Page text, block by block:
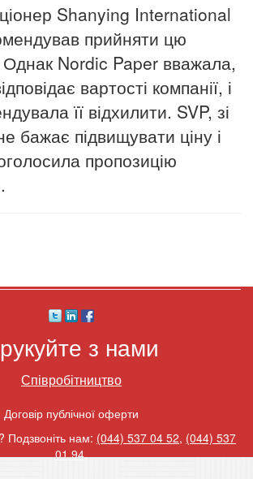
Shanying International
прийняти цю
Однак Nordic Paper вважала,
вартості компанії, і
її відхилити. SVP, зі
бажає підвищувати ціну і
пропозицію
з нами
Співробітництво
Договір публічної оферти
Подзвоніть нам: (044) 537 04 52, (044) 537
01 94.